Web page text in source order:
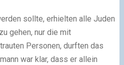
sollte, erhielten alle Juden
gehen, nur die mit
Personen, durften das
war klar, dass er allein